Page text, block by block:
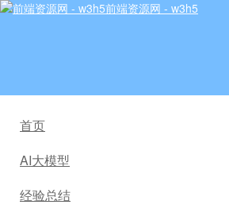
前端资源网 - w3h5
首页
AI大模型
经验总结